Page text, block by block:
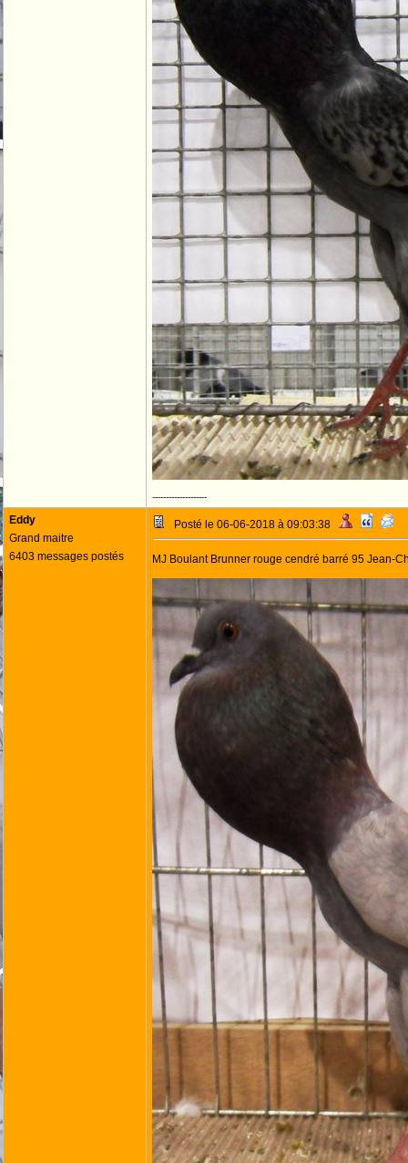
--------------------
Eddy
Grand maitre
6403 messages postés
Posté le 06-06-2018 à 09:03:38
MJ Boulant Brunner rouge cendré barré 95 Jean-